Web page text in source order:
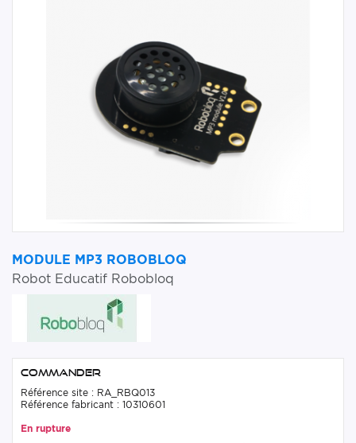
MODULE MP3 ROBOBLOQ
Robot Educatif Robobloq
Commander
Référence site : RA_RBQ013
Référence fabricant : 10310601
En rupture